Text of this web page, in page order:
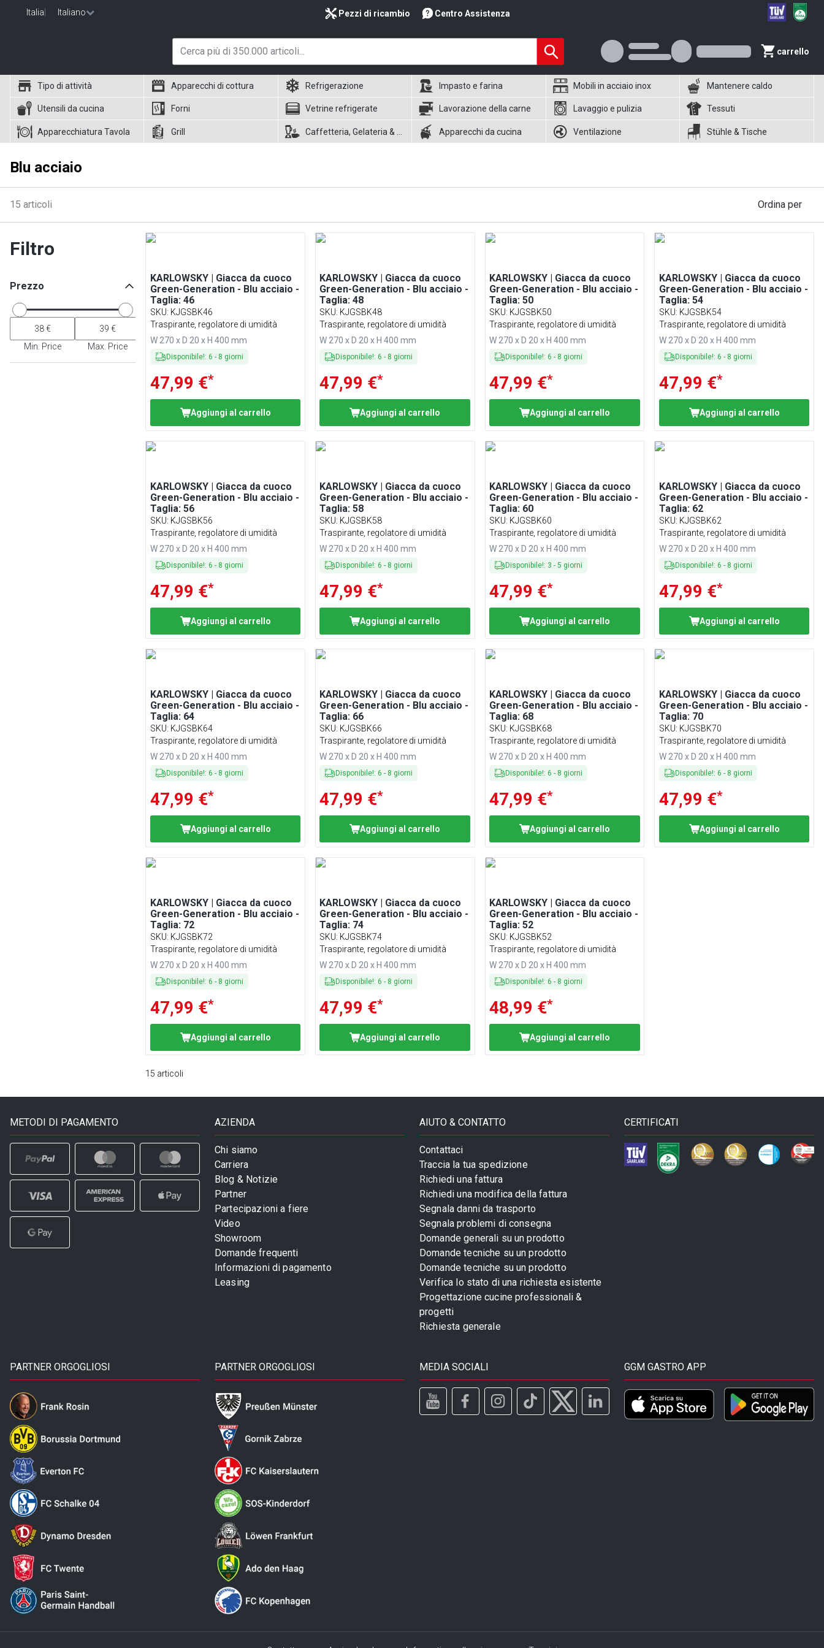
Italia Italiano Pezzi di ricambio Centro Assistenza
carrello
Tipo di attività Apparecchi di cottura Refrigerazione Impasto e farina Mobili in acciaio inox Mantenere caldo
Utensili da cucina Forni Vetrine refrigerate Lavorazione della carne Lavaggio e pulizia Tessuti
Apparecchiatura Tavola Grill Apparecchi da cucina Ventilazione Stühle & Tische
Blu acciaio
15 articoli Ordina per
Filtro
Prezzo
Min. Price Max. Price
KARLOWSKY | Giacca da cuoco
Green-Generation - Blu acciaio -
Taglia: 46
SKU: KJGSBK46
Traspirante, regolatore di umidità
W 270 x D 20 x H 400 mm
Disponibile!: 6 - 8 giorni
47,99 €*
Aggiungi al carrello
KARLOWSKY | Giacca da cuoco
Green-Generation - Blu acciaio -
Taglia: 48
SKU: KJGSBK48
Traspirante, regolatore di umidità
W 270 x D 20 x H 400 mm
Disponibile!: 6 - 8 giorni
47,99 €*
Aggiungi al carrello
KARLOWSKY | Giacca da cuoco
Green-Generation - Blu acciaio -
Taglia: 50
SKU: KJGSBK50
Traspirante, regolatore di umidità
W 270 x D 20 x H 400 mm
Disponibile!: 6 - 8 giorni
47,99 €*
Aggiungi al carrello
KARLOWSKY | Giacca da cuoco
Green-Generation - Blu acciaio -
Taglia: 54
SKU: KJGSBK54
Traspirante, regolatore di umidità
W 270 x D 20 x H 400 mm
Disponibile!: 6 - 8 giorni
47,99 €*
Aggiungi al carrello
KARLOWSKY | Giacca da cuoco
Green-Generation - Blu acciaio -
Taglia: 56
SKU: KJGSBK56
Traspirante, regolatore di umidità
W 270 x D 20 x H 400 mm
Disponibile!: 6 - 8 giorni
47,99 €*
Aggiungi al carrello
KARLOWSKY | Giacca da cuoco
Green-Generation - Blu acciaio -
Taglia: 58
SKU: KJGSBK58
Traspirante, regolatore di umidità
W 270 x D 20 x H 400 mm
Disponibile!: 6 - 8 giorni
47,99 €*
Aggiungi al carrello
KARLOWSKY | Giacca da cuoco
Green-Generation - Blu acciaio -
Taglia: 60
SKU: KJGSBK60
Traspirante, regolatore di umidità
W 270 x D 20 x H 400 mm
Disponibile!: 3 -5 giorni
47,99 €*
Aggiungi al carrello
KARLOWSKY | Giacca da cuoco
Green-Generation - Blu acciaio -
Taglia: 62
SKU: KJGSBK62
Traspirante, regolatore di umidità
W 270 x D 20 x H 400 mm
Disponibile!: 6 - 8 giorni
47,99 €*
Aggiungi al carrello
KARLOWSKY | Giacca da cuoco
Green-Generation - Blu acciaio -
Taglia: 64
SKU: KJGSBK64
Traspirante, regolatore di umidità
W 270 x D 20 x H 400 mm
Disponibile!: 6 - 8 giorni
47,99 €*
Aggiungi al carrello
KARLOWSKY | Giacca da cuoco
Green-Generation - Blu acciaio -
Taglia: 66
SKU: KJGSBK66
Traspirante, regolatore di umidità
W 270 x D 20 x H 400 mm
Disponibile!: 6 - 8 giorni
47,99 €*
Aggiungi al carrello
KARLOWSKY | Giacca da cuoco
Green-Generation - Blu acciaio -
Taglia: 68
SKU: KJGSBK68
Traspirante, regolatore di umidità
W 270 x D 20 x H 400 mm
Disponibile!: 6 - 8 giorni
47,99 €*
Aggiungi al carrello
KARLOWSKY | Giacca da cuoco
Green-Generation - Blu acciaio -
Taglia: 70
SKU: KJGSBK70
Traspirante, regolatore di umidità
W 270 x D 20 x H 400 mm
Disponibile!: 6 - 8 giorni
47,99 €*
Aggiungi al carrello
KARLOWSKY | Giacca da cuoco
Green-Generation - Blu acciaio -
Taglia: 72
SKU: KJGSBK72
Traspirante, regolatore di umidità
W 270 x D 20 x H 400 mm
Disponibile!: 6 - 8 giorni
47,99 €*
Aggiungi al carrello
KARLOWSKY | Giacca da cuoco
Green-Generation - Blu acciaio -
Taglia: 74
SKU: KJGSBK74
Traspirante, regolatore di umidità
W 270 x D 20 x H 400 mm
Disponibile!: 6 - 8 giorni
47,99 €*
Aggiungi al carrello
KARLOWSKY | Giacca da cuoco
Green-Generation - Blu acciaio -
Taglia: 52
SKU: KJGSBK52
Traspirante, regolatore di umidità
W 270 x D 20 x H 400 mm
Disponibile!: 6 - 8 giorni
48,99 €*
Aggiungi al carrello
15 articoli
METODI DI PAGAMENTO AZIENDA
Chi siamo
Carriera
Blog & Notizie
Partner
Partecipazioni a fiere
Video
Showroom
Domande frequenti
Informazioni di pagamento
Leasing
AIUTO & CONTATTO
Contattaci
Traccia la tua spedizione
Richiedi una fattura
Richiedi una modifica della fattura
Segnala danni da trasporto
Segnala problemi di consegna
Domande generali su un prodotto
Domande tecniche su un prodotto
Domande tecniche su un prodotto
Verifica lo stato di una richiesta esistente
Progettazione cucine professionali &
progetti
Richiesta generale
CERTIFICATI
PARTNER ORGOGLIOSI PARTNER ORGOGLIOSI MEDIA SOCIALI GGM GASTRO APP